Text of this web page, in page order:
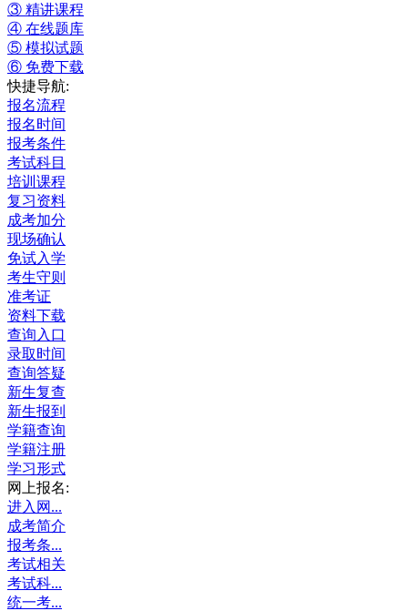
③ 精讲课程
④ 在线题库
⑤ 模拟试题
⑥ 免费下载
快捷导航:
报名流程
报名时间
报考条件
考试科目
培训课程
复习资料
成考加分
现场确认
免试入学
考生守则
准考证
资料下载
查询入口
录取时间
查询答疑
新生复查
新生报到
学籍查询
学籍注册
学习形式
网上报名:
进入网...
成考简介
报考条...
考试相关
考试科...
统一考...